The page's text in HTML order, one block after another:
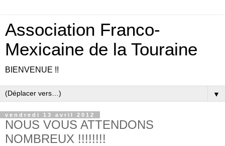
Association Franco-
Mexicaine de la Touraine
BIENVENUE !!
▼
vendredi 13 avril 2012
NOUS VOUS ATTENDONS
NOMBREUX !!!!!!!!